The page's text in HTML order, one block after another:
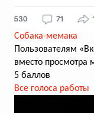
Собака-мемака
Пользователям
вместо просмотра
5 баллов
Все голоса работы